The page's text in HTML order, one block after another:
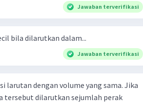
Jawaban terverifikasi
bila dilarutkan dalam...
Jawaban terverifikasi
larutan dengan volume yang sama. Jika
tersebut dilarutkan sejumlah perak